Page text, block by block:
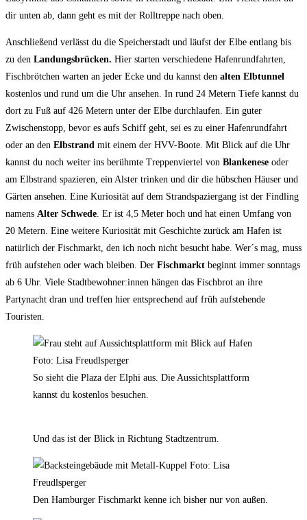
dir unten ab, dann geht es mit der Rolltreppe nach oben.
Anschließend verlässt du die Speicherstadt und läufst der Elbe entlang bis
zu den Landungsbrücken. Hier starten verschiedene Hafenrundfahrten,
Fischbrötchen warten an jeder Ecke und du kannst den alten Elbtunnel
kostenlos und rund um die Uhr ansehen. In rund 24 Metern Tiefe kannst du
dort zu Fuß auf 426 Metern unter der Elbe durchlaufen. Ein guter
Zwischenstopp, bevor es aufs Schiff geht, sei es zu einer Hafenrundfahrt
oder an den Elbstrand mit einem der HVV-Boote. Mit Blick auf die Uhr
kannst du noch weiter ins berühmte Treppenviertel von Blankenese oder
am Elbstrand spazieren, ein Alster trinken und dir die hübschen Häuser und
Gärten ansehen. Eine Kuriosität auf dem Strandspaziergang ist der Findling
namens Alter Schwede . Er ist 4,5 Meter hoch und hat einen Umfang von
20 Metern. Eine weitere Kuriosität mit Geschichte zurück am Hafen ist
natürlich der Fischmarkt, den ich noch nicht besucht habe. Wer´s mag, muss
früh aufstehen oder wach bleiben. Der Fischmarkt beginnt immer sonntags
ab 6 Uhr. Viele Stadtbewohner:innen hängen das Fischbrot an ihre
Partynacht dran und treffen hier entsprechend auf früh aufstehende
Touristen.
So sieht die Plaza der Elphi aus. Die Aussichtsplattform
kannst du kostenlos besuchen.
Und das ist der Blick in Richtung Stadtzentrum.
Den Hamburger Fischmarkt kenne ich bisher nur von außen.